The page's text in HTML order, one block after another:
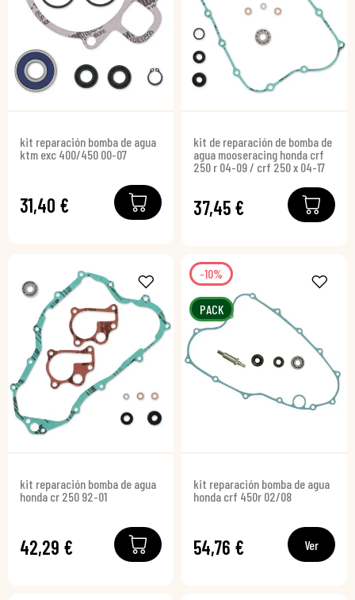
kit reparación bomba de agua
ktm exc 400/450 00-07
31,40 €
kit de reparación de bomba de
agua mooseracing honda crf
250 r 04-09 / crf 250 x 04-17
37,45 €
kit reparación bomba de agua
honda cr 250 92-01
42,29 €
PACK
-10%
kit reparación bomba de agua
honda crf 450r 02/08
54,76 € Ver